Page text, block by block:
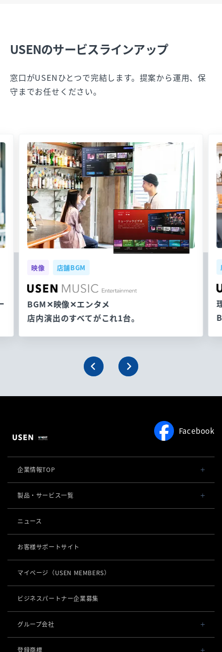
USENのサービスラインアップ
窓口がUSENひとつで完結します。提案から運用、保
守までお任せください。
映像 店舗BGM
BGM✕映像✕エンタメ
店内演出のすべてがこれ1台。
Facebook
企業情報TOP
会社概要・役員一覧
社長メッセージ
事業所一覧
店舗DX
サスティナビリティ
製品・サービス一覧
POSレジ 他
USENセルフレジ
USENレジTAB STORE
勤怠管理「USEN スタッフシフト」
オーダーシステム
USEN ハンディ
USEN Mobile Order
USEN Tablet Order
USEN Order & Pay
キャッシュレス決済
USEN PAY
USEN PAY
USEN PAY ENTRY
USEN PAY QR
ロボティクス
KettyBot Pro（配膳）
USEN SMART RESERVE
導入事例
ニュース
お客様サポートサイト
マイページ （USEN MEMBERS）
ビジネスパートナー企業募集
グループ会社
USEN & U-NEXT GROUP
登録商標